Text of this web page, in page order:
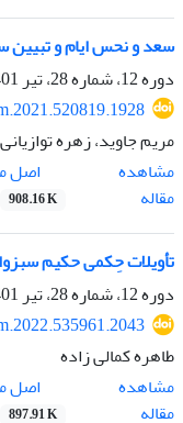
سعد و نحس ایام و تبیین
دوره 12، شماره 28، تیر 1401، صفحه
مریم جاوید، زهره
مشاهده
مقاله
اصل
908.16 K
تأویلات حِکمی حکیم
دوره 12، شماره 28، تیر 1401، صفحه
طاهره کمالی زاده
مشاهده
مقاله
اصل
897.91 K